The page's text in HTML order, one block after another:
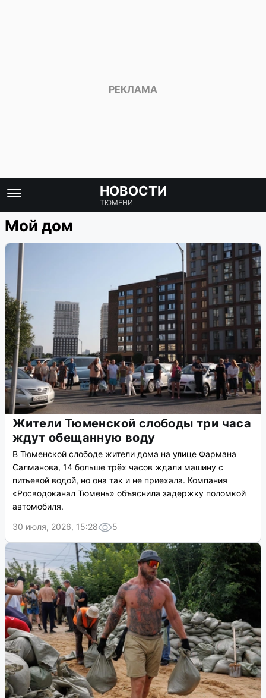
НОВОСТИ
ТЮМЕНИ
Мой дом
Жители Тюменской слободы три часа
ждут обещанную воду
В Тюменской слободе жители дома на улице Фармана
Салманова, 14 больше трёх часов ждали машину с
питьевой водой, но она так и не приехала. Компания
«Росводоканал Тюмень» объяснила задержку поломкой
автомобиля.
30 июля, 2026, 15:28
5